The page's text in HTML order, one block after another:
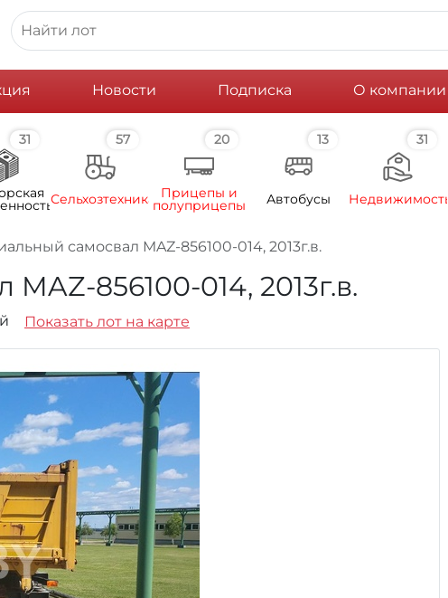
Новости Подписка О компании
31 57
Сельхозтехника
20
Прицепы и
полуприцепы
13
Автобусы
31
Недвижимость
самосвал MAZ-856100-014, 2013г.в.
856100-014, 2013г.в.
Показать лот на карте